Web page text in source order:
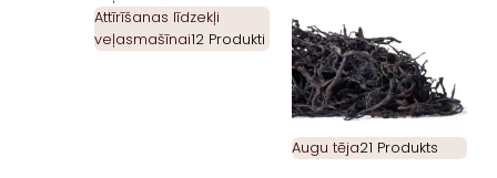
Attīrīšanas līdzekļi
veļasmašīnai12 Produkti
Augu tēja21 Produkts